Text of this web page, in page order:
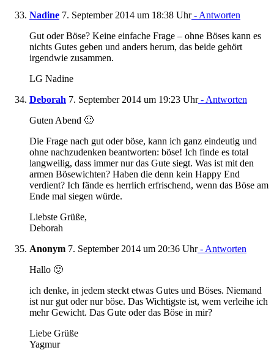
Nadine 7. September 2014 um 18:38 Uhr- Antworten
Gut oder Böse? Keine einfache Frage – ohne Böses kann es
nichts Gutes geben und anders herum, das beide gehört
irgendwie zusammen.
LG Nadine
Deborah 7. September 2014 um 19:23 Uhr- Antworten
Guten Abend 🙂
Die Frage nach gut oder böse, kann ich ganz eindeutig und
ohne nachzudenken beantworten: böse! Ich finde es total
langweilig, dass immer nur das Gute siegt. Was ist mit den
armen Bösewichten? Haben die denn kein Happy End
verdient? Ich fände es herrlich erfrischend, wenn das Böse am
Ende mal siegen würde.
Liebste Grüße,
Deborah
Anonym 7. September 2014 um 20:36 Uhr- Antworten
Hallo 🙂
ich denke, in jedem steckt etwas Gutes und Böses. Niemand
ist nur gut oder nur böse. Das Wichtigste ist, wem verleihe ich
mehr Gewicht. Das Gute oder das Böse in mir?
Liebe Grüße
Yagmur